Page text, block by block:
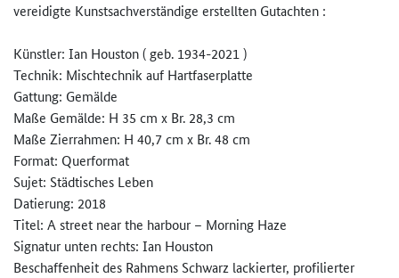
vereidigte Kunstsachverständige erstellten Gutachten :
Künstler: Ian Houston ( geb. 1934-2021 )
Technik: Mischtechnik auf Hartfaserplatte
Gattung: Gemälde
Maße Gemälde: H 35 cm x Br. 28,3 cm
Maße Zierrahmen: H 40,7 cm x Br. 48 cm
Format: Querformat
Sujet: Städtisches Leben
Datierung: 2018
Titel: A street near the harbour – Morning Haze
Signatur unten rechts: Ian Houston
Beschaffenheit des Rahmens Schwarz lackierter, profilierter